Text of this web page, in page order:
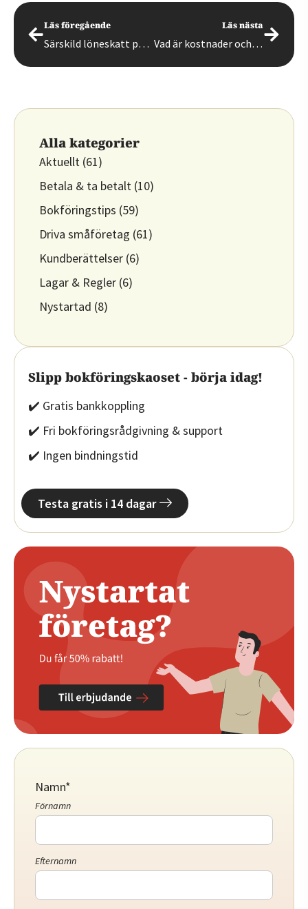
Läs föregående
Särskild löneskatt på pensionskostnader och förvärvsinkomster
Läs nästa
Vad är kostnader och utgifter och vad är skillnaden?
Alla kategorier
Aktuellt (61)
Betala & ta betalt (10)
Bokföringstips (59)
Driva småföretag (61)
Kundberättelser (6)
Lagar & Regler (6)
Nystartad (8)
Slipp bokföringskaoset - börja idag!
✔️ Gratis bankkoppling
✔️ Fri bokföringsrådgivning & support
✔️ Ingen bindningstid
Testa gratis i 14 dagar
Namn*
Förnamn
Efternamn